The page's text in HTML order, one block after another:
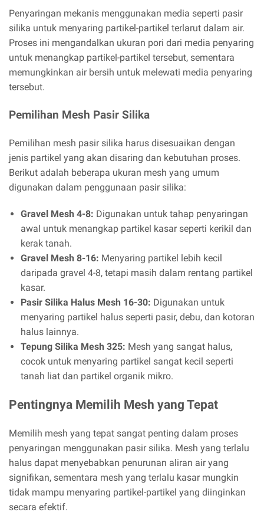
Penyaringan mekanis menggunakan media seperti pasir
silika untuk menyaring partikel-partikel terlarut dalam air.
Proses ini mengandalkan ukuran pori dari media penyaring
untuk menangkap partikel-partikel tersebut, sementara
memungkinkan air bersih untuk melewati media penyaring
tersebut.
Pemilihan Mesh Pasir Silika
Pemilihan mesh pasir silika harus disesuaikan dengan
jenis partikel yang akan disaring dan kebutuhan proses.
Berikut adalah beberapa ukuran mesh yang umum
digunakan dalam penggunaan pasir silika:
Gravel Mesh 4-8: Digunakan untuk tahap penyaringan
awal untuk menangkap partikel kasar seperti kerikil dan
kerak tanah.
Gravel Mesh 8-16: Menyaring partikel lebih kecil
daripada gravel 4-8, tetapi masih dalam rentang partikel
kasar.
Pasir Silika Halus Mesh 16-30: Digunakan untuk
menyaring partikel halus seperti pasir, debu, dan kotoran
halus lainnya.
Tepung Silika Mesh 325: Mesh yang sangat halus,
cocok untuk menyaring partikel sangat kecil seperti
tanah liat dan partikel organik mikro.
Pentingnya Memilih Mesh yang Tepat
Memilih mesh yang tepat sangat penting dalam proses
penyaringan menggunakan pasir silika. Mesh yang terlalu
halus dapat menyebabkan penurunan aliran air yang
signifikan, sementara mesh yang terlalu kasar mungkin
tidak mampu menyaring partikel-partikel yang diinginkan
secara efektif.